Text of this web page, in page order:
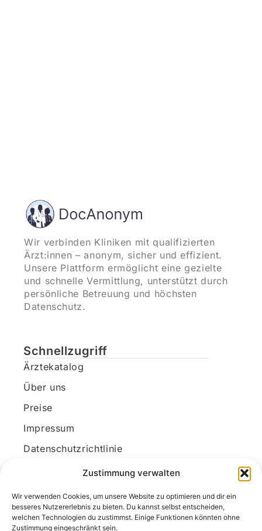
Zustimmung verwalten
Wir verwenden Cookies, um unsere Website zu optimieren und dir ein
besseres Nutzererlebnis zu bieten. Du kannst selbst entscheiden,
welchen Technologien du zustimmst. Einige Funktionen könnten ohne
Zustimmung eingeschränkt sein.
Wir verbinden Kliniken mit qualifizierten
Ärzt:innen – anonym, sicher und effizient.
Unsere Plattform ermöglicht eine gezielte
und schnelle Vermittlung, unterstützt durch
persönliche Betreuung und höchsten
Datenschutz.
Schnellzugriff
Ärztekatalog
Über uns
Preise
Impressum
Datenschutzrichtlinie
Kundenkonto
Unsere Kontaktdaten
E-Mail: kontakt@docanonym.com